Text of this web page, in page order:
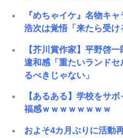
『めちゃイケ』名物キ
浩次は覚悟「来たら受け
【芥川賞作家】平野啓
違和感「重たいランド
るべきじゃない」
【あるある】学校をサ
福感ｗｗｗｗｗｗｗｗ
およそ4カ月ぶりに活動